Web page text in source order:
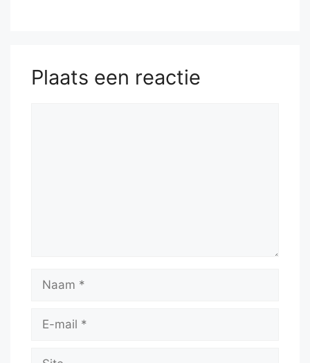
Plaats een reactie
Naam
Site